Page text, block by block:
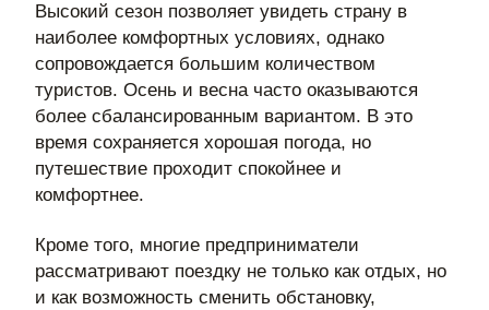
Высокий сезон позволяет увидеть страну в
наиболее комфортных условиях, однако
сопровождается большим количеством
туристов. Осень и весна часто оказываются
более сбалансированным вариантом. В это
время сохраняется хорошая погода, но
путешествие проходит спокойнее и
комфортнее.
Кроме того, многие предприниматели
рассматривают поездку не только как отдых, но
и как возможность сменить обстановку,